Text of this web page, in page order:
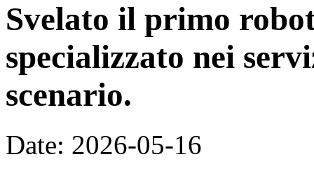
Svelato il primo
specializzato nei
scenario.
Date: 2026-05-16